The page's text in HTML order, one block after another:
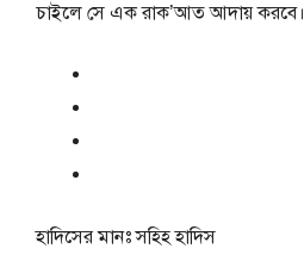
চাইলে সে এক রাক’আত আদায় করবে।
হাদিসের মানঃসহিহ হাদিস